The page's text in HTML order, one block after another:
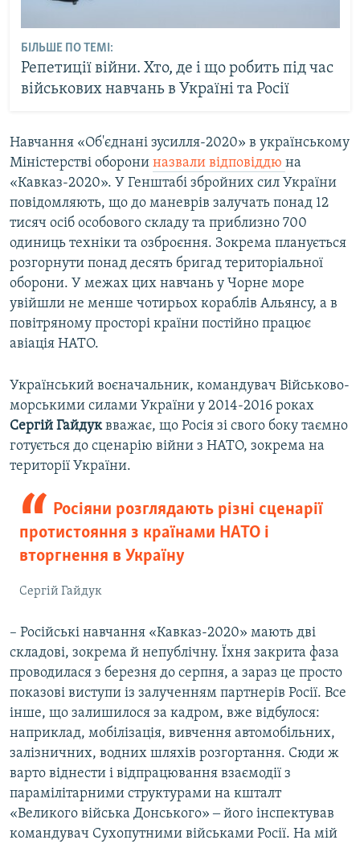
БІЛЬШЕ ПО ТЕМІ:
Репетиції війни. Хто, де і що робить під час
військових навчань в Україні та Росії
Навчання «Об'єднані зусилля-2020» в українському
Міністерстві оборони назвали відповіддю на
«Кавказ-2020». У Генштабі збройних сил України
повідомляють, що до маневрів залучать понад 12
тисяч осіб особового складу та приблизно 700
одиниць техніки та озброєння. Зокрема планується
розгорнути понад десять бригад територіальної
оборони. У межах цих навчань у Чорне море
увійшли не менше чотирьох кораблів Альянсу, а в
повітряному просторі країни постійно працює
авіація НАТО.
Український воєначальник, командувач Військово-
морськими силами України у 2014-2016 роках
Сергій Гайдуквважає, що Росія зі свого боку таємно
готується до сценарію війни з НАТО, зокрема на
території України.
Росіяни розглядають різні сценарії
протистояння з країнами НАТО і
вторгнення в Україну
Сергій Гайдук
– Російські навчання «Кавказ-2020» мають дві
складові, зокрема й непублічну. Їхня закрита фаза
проводилася з березня до серпня, а зараз це просто
показові виступи із залученням партнерів Росії. Все
інше, що залишилося за кадром, вже відбулося:
наприклад, мобілізація, вивчення автомобільних,
залізничних, водних шляхів розгортання. Сюди ж
варто віднести і відпрацювання взаємодії з
парамілітарними структурами на кшталт
«Великого війська Донського» ‒ його інспектував
командувач Сухопутними військами Росії. На мій